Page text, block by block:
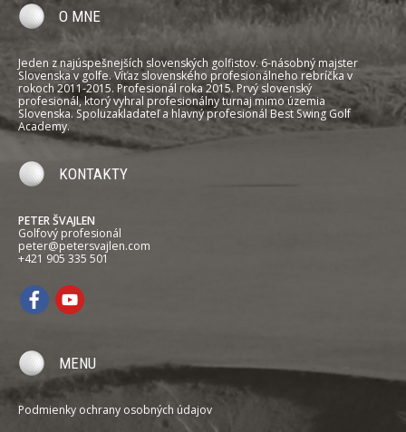
O MNE
Jeden z najúspešnejších slovenských golfistov. 6-násobný majster
Slovenska v golfe. Víťaz slovenského profesionálneho rebríčka v
rokoch 2011-2015. Profesionál roka 2015. Prvý slovenský
profesionál, ktorý vyhral profesionálny turnaj mimo územia
Slovenska. Spoluzakladateľ a hlavný profesionál Best Swing Golf
Academy.
KONTAKTY
PETER ŠVAJLEN
Golfový profesionál
peter@petersvajlen.com
+421 905 335 501
MENU
Podmienky ochrany osobných údajov